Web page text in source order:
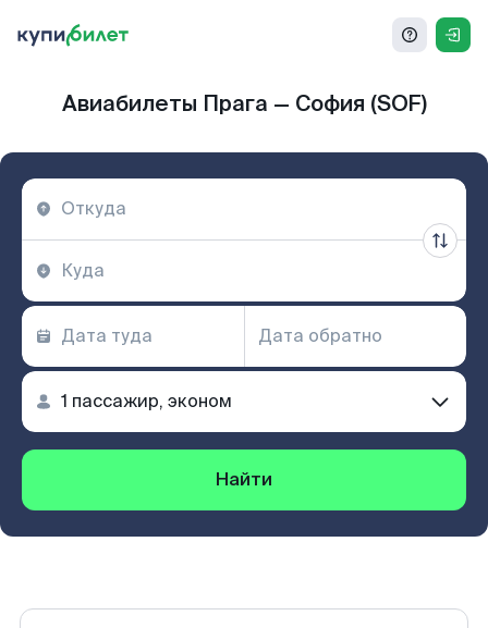
Авиабилеты Прага — София (SOF)
Найти